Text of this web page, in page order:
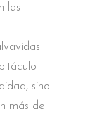
las
sino
más de